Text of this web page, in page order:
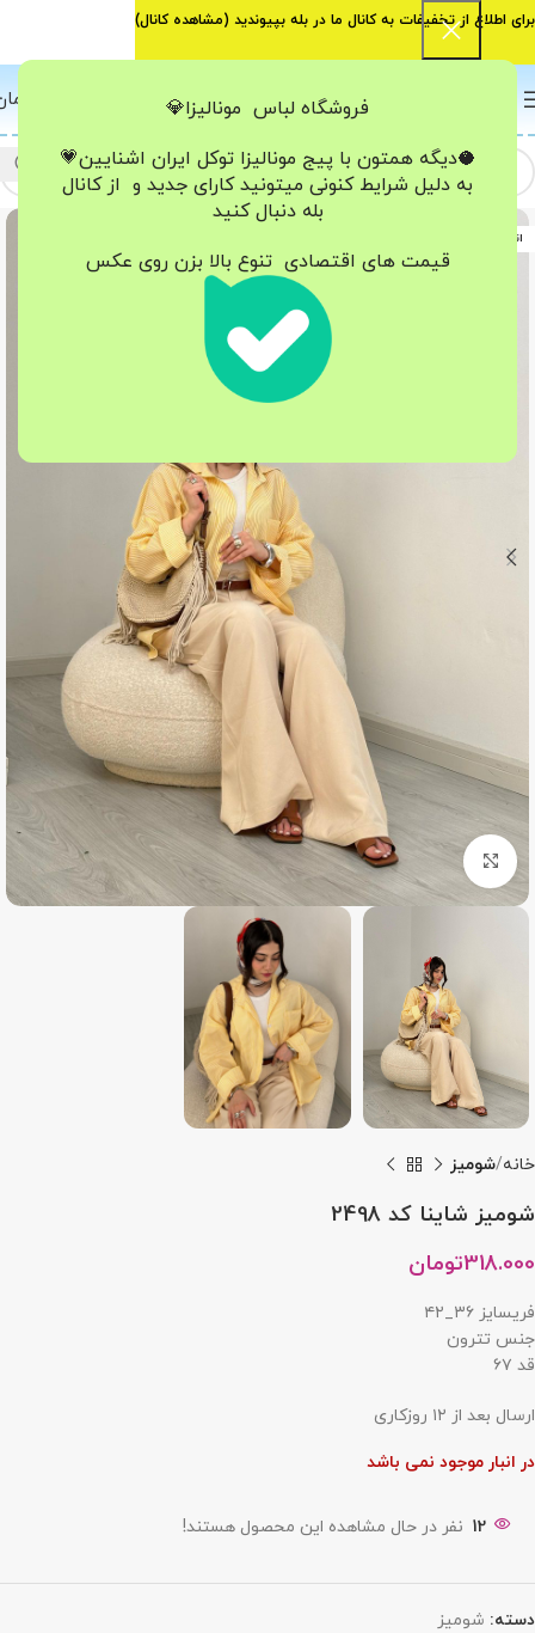
فروشگاه لباس مونالیزا💎
🥥دیگه همتون با پیج مونالیزا تو‌کل ایران اشنایین💗
به دلیل شرایط کنونی میتونید کارای جدید و از کانال
بله دنبال کنید
قیمت های اقتصادی تنوع بالا بزن روی عکس
اتمام موجودی
بزرگنمایی تصویر
خانه شومیز
شومیز شاینا کد 2498
318.000تومان
فریسایز ۳۶_۴۲
جنس تترون
قد ۶۷
ارسال بعد از ۱۲ روزکاری
در انبار موجود نمی باشد
12 نفر در حال مشاهده این محصول هستند!
دسته: شومیز
برای اطلاع از تخفیفات به کانال ما در بله بپیوندید (مشاهده کانال)